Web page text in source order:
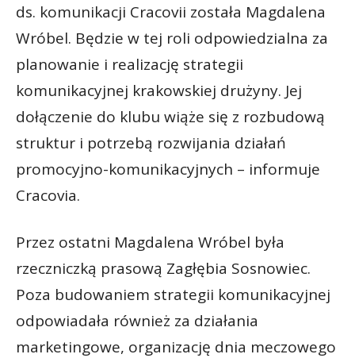
ds. komunikacji Cracovii została Magdalena
Wróbel. Będzie w tej roli odpowiedzialna za
planowanie i realizację strategii
komunikacyjnej krakowskiej drużyny. Jej
dołączenie do klubu wiąże się z rozbudową
struktur i potrzebą rozwijania działań
promocyjno-komunikacyjnych – informuje
Cracovia.
Przez ostatni Magdalena Wróbel była
rzeczniczką prasową Zagłębia Sosnowiec.
Poza budowaniem strategii komunikacyjnej
odpowiadała również za działania
marketingowe, organizację dnia meczowego